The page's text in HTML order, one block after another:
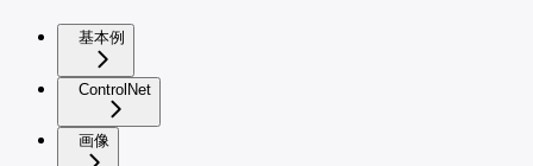
基本例
ControlNet
画像